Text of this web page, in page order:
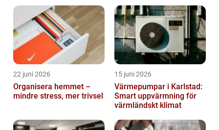
22 juni 2026
Organisera hemmet –
mindre stress, mer trivsel
15 juni 2026
Värmepumpar i Karlstad:
Smart uppvärmning för
värmländskt klimat